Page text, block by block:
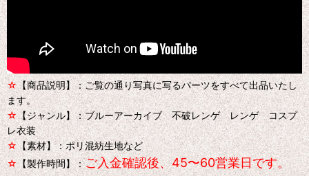
☆【商品説明】：ご覧の通り写真に写るパーツをすべて出品いたし
ます。
☆【ジャンル】：ブルーアーカイブ 不破レンゲ レンゲ コスプ
レ衣装
☆【素材】：ポリ混紡生地など
☆【製作時間】：ご入金確認後、45〜60営業日です。